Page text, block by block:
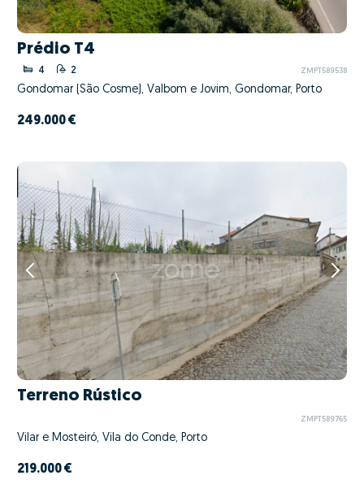
Prédio T4
4 2 ZMPT589538
Gondomar (São Cosme), Valbom e Jovim, Gondomar, Porto
249.000 €
Terreno Rústico
ZMPT589765
Vilar e Mosteiró, Vila do Conde, Porto
219.000 €